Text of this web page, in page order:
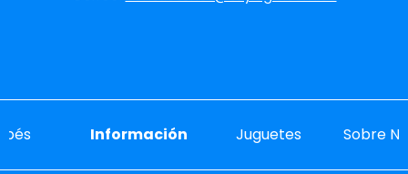
Información Juguetes Sobre